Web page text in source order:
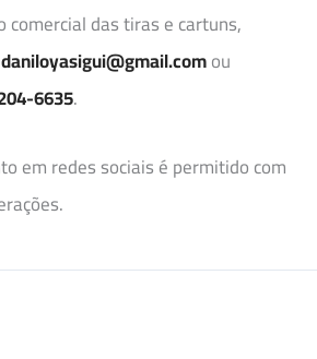
comercial das tiras e cartuns,
daniloyasigui@gmail.comou
6635.
em redes sociais é permitido com